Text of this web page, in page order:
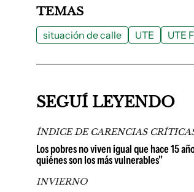
TEMAS
situación de calle UTE UTE
SEGUÍ LEYENDO
ÍNDICE DE CARENCIAS
Los pobres no viven igual que hace 15
quiénes son los más vulnerables"
INVIERNO